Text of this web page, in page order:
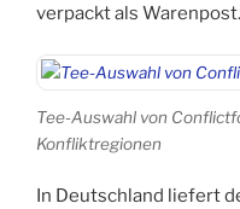
verpackt als Warenpost.
Tee-Auswahl von
Konfliktregionen
In Deutschland liefert